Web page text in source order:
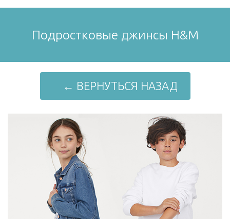
Подростковые джинсы H&M
← ВЕРНУТЬСЯ НАЗАД